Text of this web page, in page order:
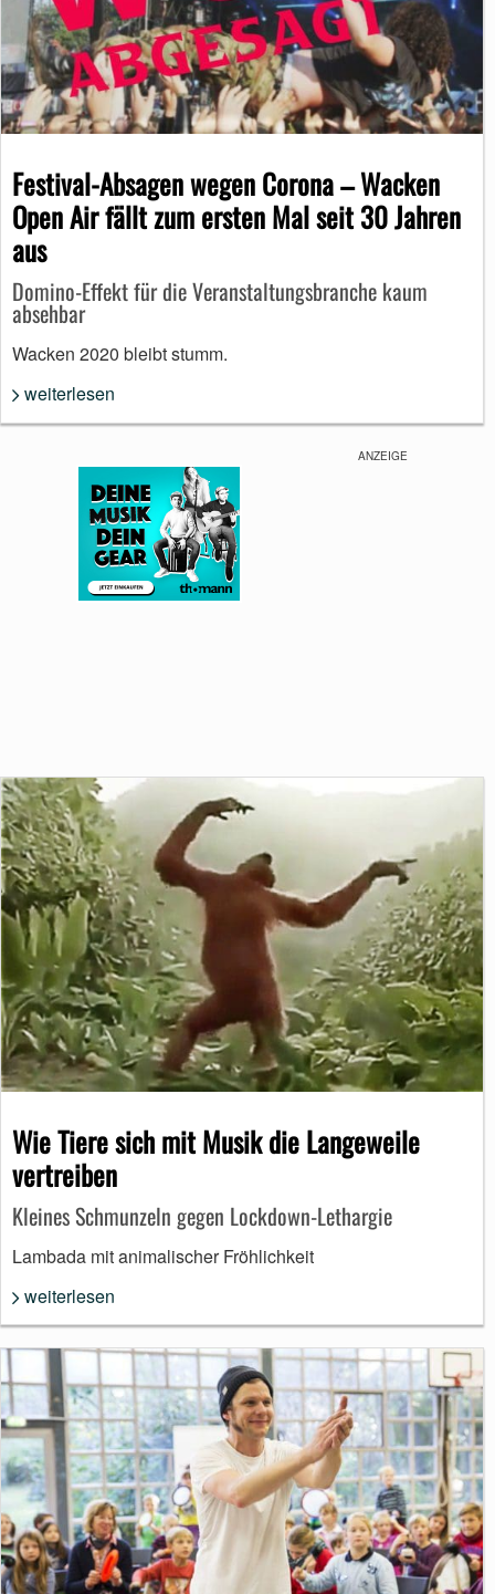
Festival-Absagen wegen Corona – Wacken
Open Air fällt zum ersten Mal seit 30 Jahren
aus
Domino-Effekt für die Veranstaltungsbranche kaum
absehbar
Wacken 2020 bleibt stumm.
weiterlesen
Wie Tiere sich mit Musik die Langeweile
vertreiben
Kleines Schmunzeln gegen Lockdown-Lethargie
Lambada mit animalischer Fröhlichkeit
weiterlesen